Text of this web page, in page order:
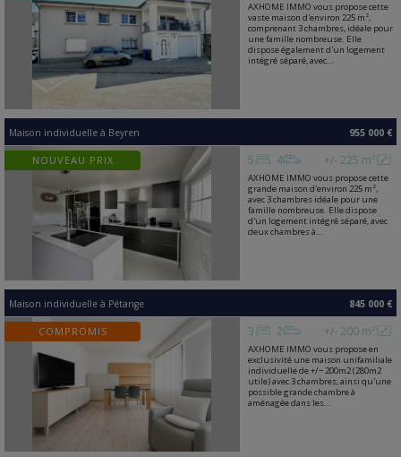
AXHOME IMMO vous propose cette
vaste maison d'environ 225 m²,
comprenant 3 chambres, idéale pour
une famille nombreuse. Elle
dispose également d'un logement
intégré séparé, avec...
Maison individuelle à Beyren 955 000 €
NOUVEAU PRIX +/- 225 m²
5 4
AXHOME IMMO vous propose cette
grande maison d'environ 225 m²,
avec 3 chambres idéale pour une
famille nombreuse. Elle dispose
d'un logement intégré séparé, avec
deux chambres à...
Maison individuelle à Pétange 845 000 €
COMPROMIS +/- 200 m²
3 2
AXHOME IMMO vous propose en
exclusivité une maison unifamiliale
individuelle de +/− 200m2 (280m2
utile) avec 3 chambres, ainsi qu'une
possible grande chambre à
aménagée dans les...